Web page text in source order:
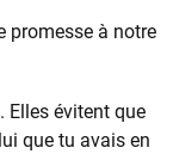
promesse à notre
Elles évitent que
que tu avais en